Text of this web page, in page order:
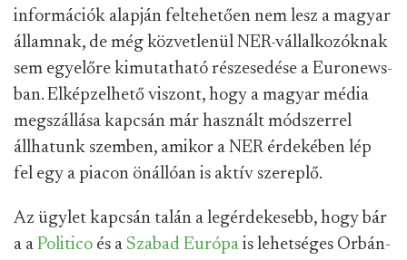
információk alapján feltehetően nem lesz a magyar
államnak, de még közvetlenül NER-vállalkozóknak
sem egyelőre kimutatható részesedése a Euronews-
ban. Elképzelhető viszont, hogy a magyar média
megszállása kapcsán már használt módszerrel
állhatunk szemben, amikor a NER érdekében lép
fel egy a piacon önállóan is aktív szereplő.
Az ügylet kapcsán talán a legérdekesebb, hogy bár
a a Politico és a Szabad Európa is lehetséges Orbán-